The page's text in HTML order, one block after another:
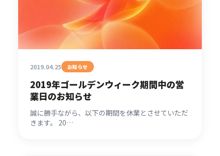
2019.04.25 お知らせ
2019年ゴールデンウィーク期間中の営
業日のお知らせ
誠に勝手ながら、以下の期間を休業とさせていただ
きます。 20…